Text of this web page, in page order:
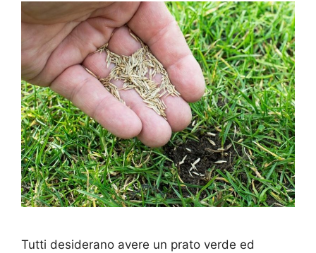
Tutti desiderano avere un prato verde ed